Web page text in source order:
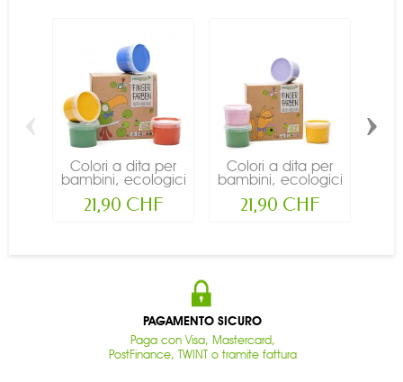
Colori a dita per
bambini, ecologici
21,90 CHF
Colori a dita per
bambini, ecologici
21,90 CHF
‹ ›
PAGAMENTO SICURO
Paga con Visa, Mastercard,
PostFinance, TWINT o tramite fattura